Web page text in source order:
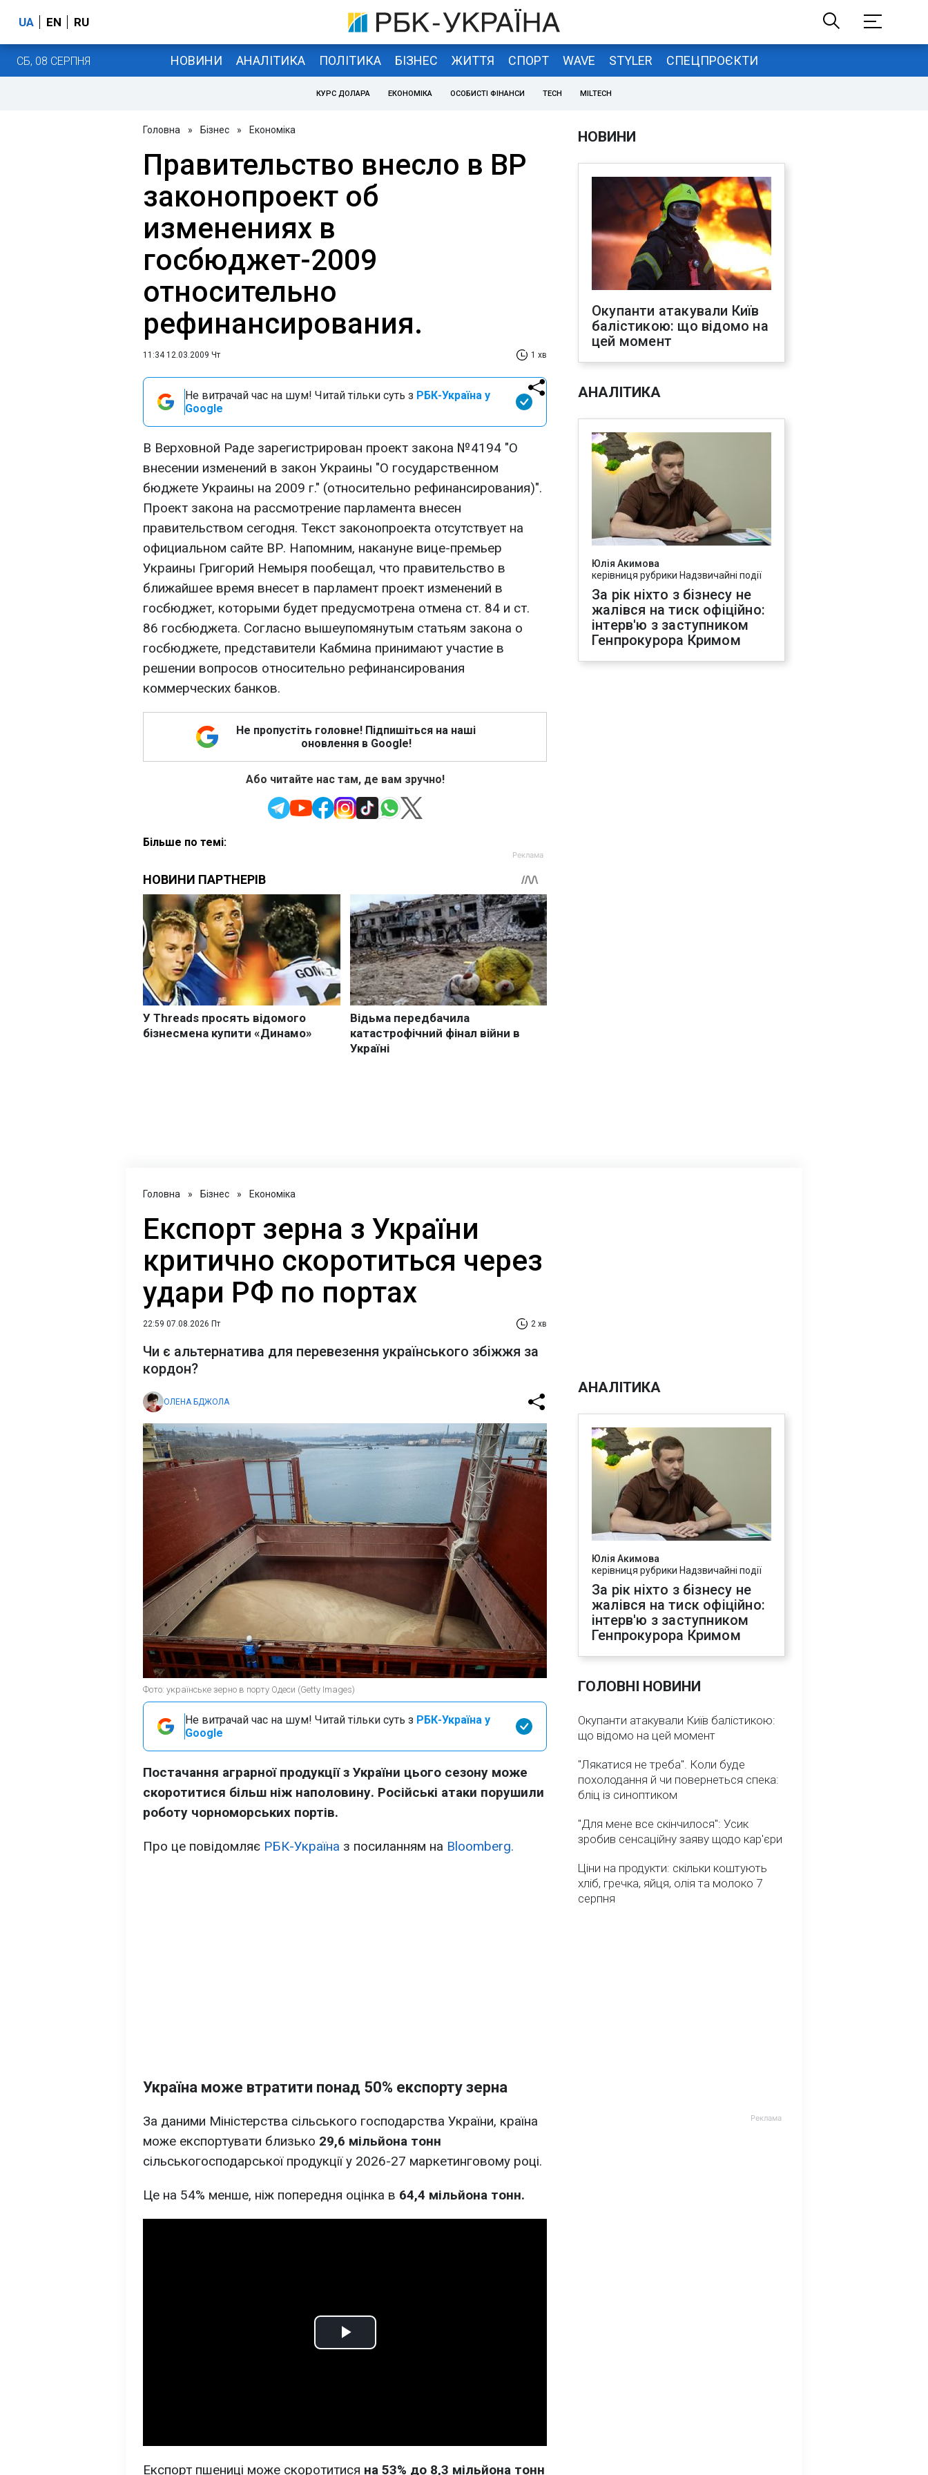
UA EN RU
СБ, 08 СЕРПНЯ НОВИНИ АНАЛІТИКА ПОЛІТИКА БІЗНЕС ЖИТТЯ СПОРТ WAVE STYLER СПЕЦПРОЄКТИ
КУРС ДОЛАРА ЕКОНОМІКА ОСОБИСТІ ФІНАНСИ TECH MILTECH
Головна » Бізнес » Економіка
Правительство внесло в ВР
законопроект об
изменениях в
госбюджет-2009
относительно
рефинансирования.
11:34 12.03.2009 Чт 1 хв
Не витрачай час на шум! Читай тільки суть з РБК-Україна у
Google
В Верховной Раде зарегистрирован проект закона №4194 "О
внесении изменений в закон Украины "О государственном
бюджете Украины на 2009 г." (относительно рефинансирования)".
Проект закона на рассмотрение парламента внесен
правительством сегодня. Текст законопроекта отсутствует на
официальном сайте ВР. Напомним, накануне вице-премьер
Украины Григорий Немыря пообещал, что правительство в
ближайшее время внесет в парламент проект изменений в
госбюджет, которыми будет предусмотрена отмена ст. 84 и ст.
86 госбюджета. Согласно вышеупомянутым статьям закона о
госбюджете, представители Кабмина принимают участие в
решении вопросов относительно рефинансирования
коммерческих банков.
Не пропустіть головне! Підпишіться на наші
оновлення в Google!
Або читайте нас там, де вам зручно!
Більше по темі:
НОВИНИ
Окупанти атакували Київ
балістикою: що відомо на
цей момент
АНАЛІТИКА
Юлія Акимова
керівниця рубрики Надзвичайні події
За рік ніхто з бізнесу не
жалівся на тиск офіційно:
інтерв'ю з заступником
Генпрокурора Кримом
Головна » Бізнес » Економіка
Експорт зерна з України
критично скоротиться через
удари РФ по портах
22:59 07.08.2026 Пт 2 хв
Чи є альтернатива для перевезення українського збіжжя за
кордон?
ОЛЕНА БДЖОЛА
Фото: українське зерно в порту Одеси (Getty Images)
Не витрачай час на шум! Читай тільки суть з РБК-Україна у
Google
Постачання аграрної продукції з України цього сезону може
скоротитися більш ніж наполовину. Російські атаки порушили
роботу чорноморських портів.
Про це повідомляє РБК-Україна з посиланням на Bloomberg.
Україна може втратити понад 50% експорту зерна
За даними Міністерства сільського господарства України, країна
може експортувати близько 29,6 мільйона тонн
сільськогосподарської продукції у 2026-27 маркетинговому році.
Це на 54% менше, ніж попередня оцінка в 64,4 мільйона тонн.
Play
Експорт пшениці може скоротитися на 53% до 8,3 мільйона тонн
АНАЛІТИКА
Юлія Акимова
керівниця рубрики Надзвичайні події
За рік ніхто з бізнесу не
жалівся на тиск офіційно:
інтерв'ю з заступником
Генпрокурора Кримом
ГОЛОВНІ НОВИНИ
Окупанти атакували Київ балістикою:
що відомо на цей момент
"Лякатися не треба". Коли буде
похолодання й чи повернеться спека:
бліц із синоптиком
"Для мене все скінчилося": Усик
зробив сенсаційну заяву щодо кар'єри
Ціни на продукти: скільки коштують
хліб, гречка, яйця, олія та молоко 7
серпня